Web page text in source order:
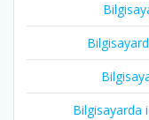
Bilgisayarda